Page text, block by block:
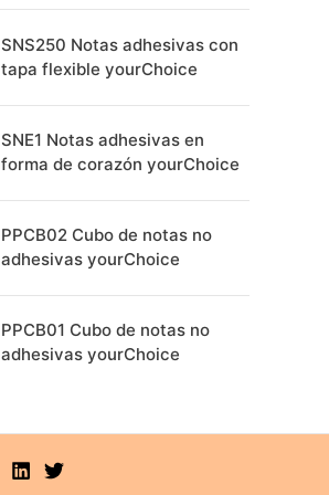
SNS250 Notas adhesivas con
tapa flexible yourChoice
SNE1 Notas adhesivas en
forma de corazón yourChoice
PPCB02 Cubo de notas no
adhesivas yourChoice
PPCB01 Cubo de notas no
adhesivas yourChoice